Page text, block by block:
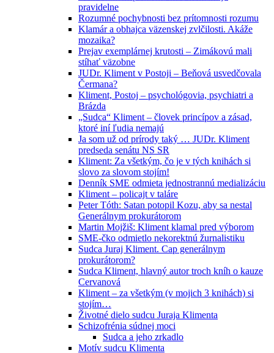
pravidelne
Rozumné pochybnosti bez prítomnosti rozumu
Klamár a obhajca väzenskej zvlčilosti. Akáže
mozaika?
Prejav exemplárnej krutosti – Zimákovú mali
stíhať väzobne
JUDr. Kliment v Postoji – Beňová usvedčovala
Čermana?
Kliment, Postoj – psychológovia, psychiatri a
Brázda
„Sudca“ Kliment – človek princípov a zásad,
ktoré iní ľudia nemajú
Ja som už od prírody taký … JUDr. Kliment
predseda senátu NS SR
Kliment: Za všetkým, čo je v tých knihách si
slovo za slovom stojím!
Denník SME odmieta jednostrannú medializáciu
Kliment – policajt v taláre
Peter Tóth: Satan potopil Kozu, aby sa nestal
Generálnym prokurátorom
Martin Mojžiš: Kliment klamal pred výborom
SME-čko odmietlo nekorektnú žurnalistiku
Sudca Juraj Kliment. Cap generálnym
prokurátorom?
Sudca Kliment, hlavný autor troch kníh o kauze
Cervanová
Kliment – za všetkým (v mojich 3 knihách) si
stojím…
Životné dielo sudcu Juraja Klimenta
Schizofrénia súdnej moci
Sudca a jeho zrkadlo
Motív sudcu Klimenta